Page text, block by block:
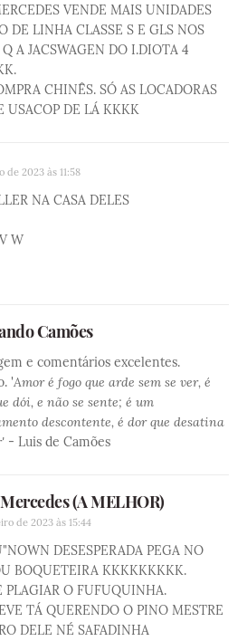
VENDE MAIS UNIDADES
DE LINHA CLASSE S E GLS NOS
A JACSWAGEN DO I.DIOTA 4
CHINÊS. SÓ AS LOCADORAS
USACOP DE LÁ KKKK
de 2023 às 11:58
NA CASA DELES
W
Camões
e comentários excelentes.
'Amor é fogo que arde sem se ver, é
dói, e não se sente; é um
descontente, é dor que desatina
- Luis de Camões
(A MELHOR)
de 2023 às 15:44
DESESPERADA PEGA NO
BOQUETEIRA KKKKKKKKK.
PLAGIAR O FUFUQUINHA.
TÁ QUERENDO O PINO MESTRE
DELE NÉ SAFADINHA